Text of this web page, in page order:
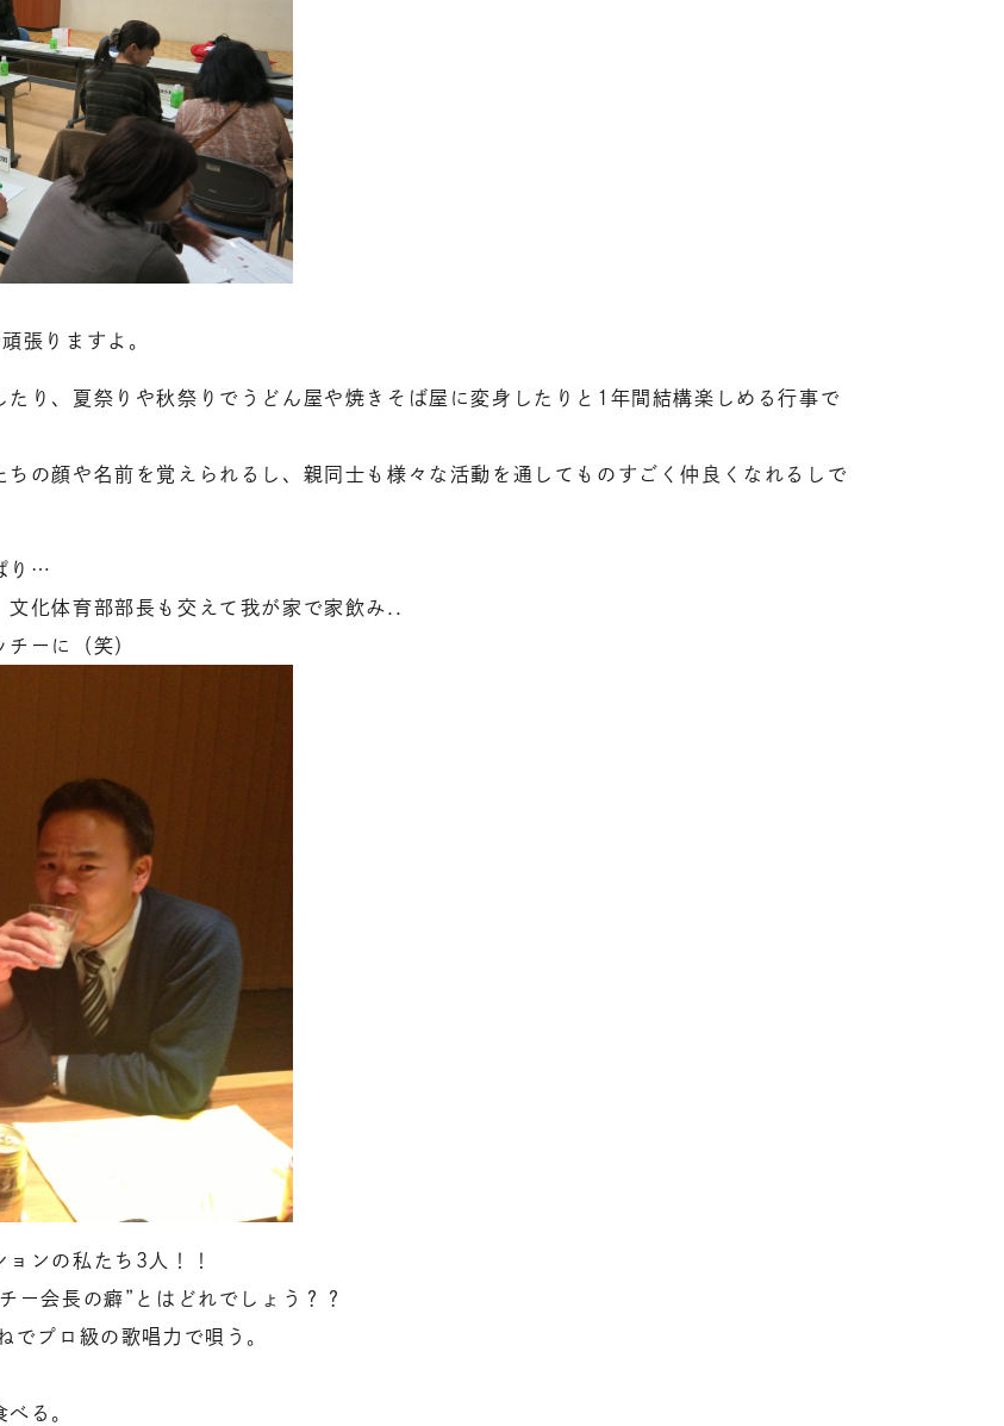
張りますよ。
り、夏祭りや秋祭りでうどん屋や焼きそば屋に変身したりと1年間結構楽しめる行事で
の顔や名前を覚えられるし、親同士も様々な活動を通してものすごく仲良くなれるしで
り…
化体育部部長も交えて我が家で家飲み..
ーに（笑）
ンの私たち3人！！
ー会長の癖”とはどれでしょう？？
でプロ級の歌唱力で唄う。
る。